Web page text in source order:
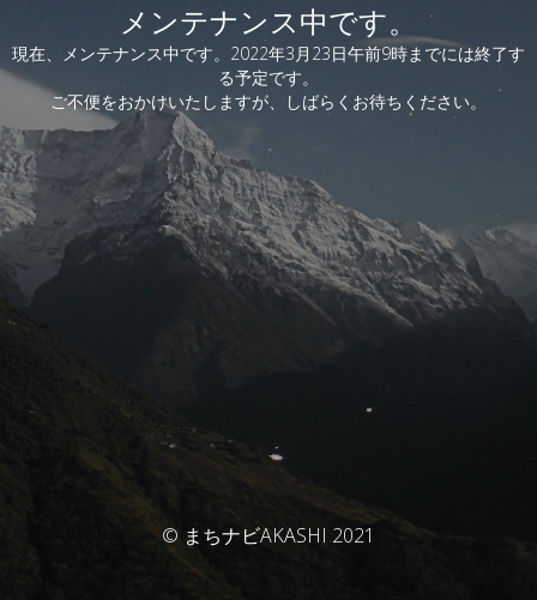
メンテナンス中です。
現在、メンテナンス中です。2022年3月23日午前9時までには終了す
る予定です。
ご不便をおかけいたしますが、しばらくお待ちください。
© まちナビAKASHI 2021